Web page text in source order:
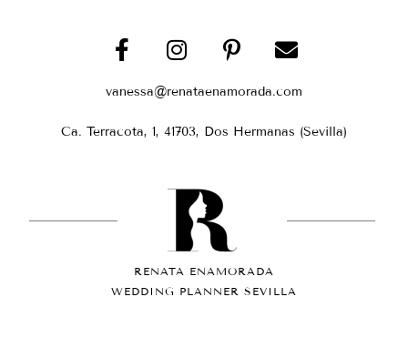
vanessa@renataenamorada.com
Ca. Terracota, 1, 41703, Dos Hermanas (Sevilla)
RENATA ENAMORADA
WEDDING PLANNER SEVILLA